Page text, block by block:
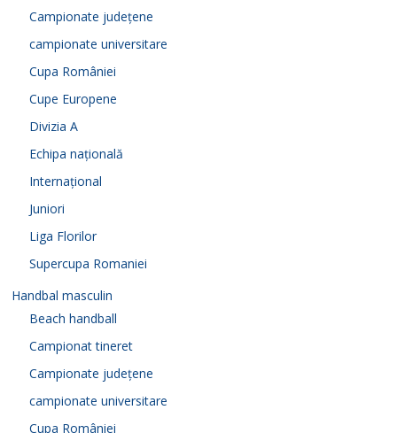
Campionate județene
campionate universitare
Cupa României
Cupe Europene
Divizia A
Echipa națională
Internațional
Juniori
Liga Florilor
Supercupa Romaniei
Handbal masculin
Beach handball
Campionat tineret
Campionate județene
campionate universitare
Cupa României